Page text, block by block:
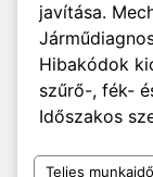
javítása.
Hibakódok
szűrő-, fék-
Időszakos
Teljes